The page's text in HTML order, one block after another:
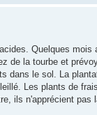
Quelques
de la tourbe et
dans le sol. La
Les plants de
ils n'apprécient pas